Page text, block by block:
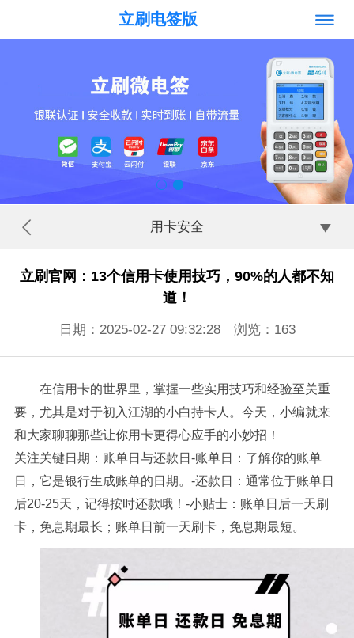
立刷电签版
用卡安全
立刷官网：13个信用卡使用技巧，90%的人都不知
道！
日期：2025-02-27 09:32:28 浏览： 163
在信用卡的世界里，掌握一些实用技巧和经验至关重
要，尤其是对于初入江湖的小白持卡人。今天，小编就来
和大家聊聊那些让你用卡更得心应手的小妙招！
关注关键日期：账单日与还款日-账单日：了解你的账单
日，它是银行生成账单的日期。-还款日：通常位于账单日
后20-25天，记得按时还款哦！-小贴士：账单日后一天刷
卡，免息期最长；账单日前一天刷卡，免息期最短。